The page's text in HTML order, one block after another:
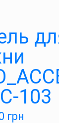
103
грн